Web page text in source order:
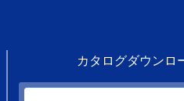
カタログダウンロ